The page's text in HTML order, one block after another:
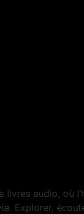
livres audio, où
Explorer,